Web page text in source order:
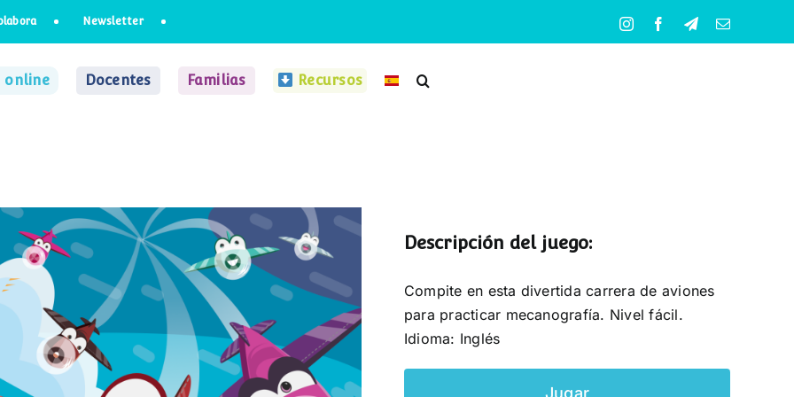
Newsletter InstagramFacebookTelegramCorreo
online Docentes Familias Recursos
Descripción del juego:
Compite en esta divertida carrera de aviones
para practicar mecanografía. Nivel fácil.
Idioma: Inglés
Jugar